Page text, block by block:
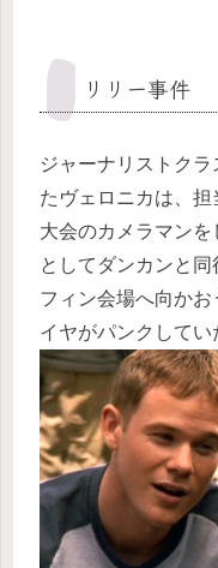
リリー事件
ジャーナリストク
たヴェロニカは、
大会のカメラマン
としてダンカンと
フィン会場へ向か
イヤがパンクしてい